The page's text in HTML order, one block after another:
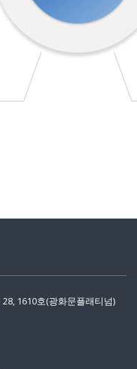
1610호(광화문플래티넘)